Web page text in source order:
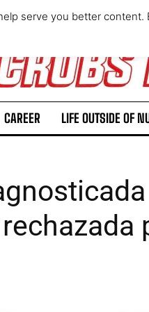
CAREER LIFE OUTSIDE OF
serve you better